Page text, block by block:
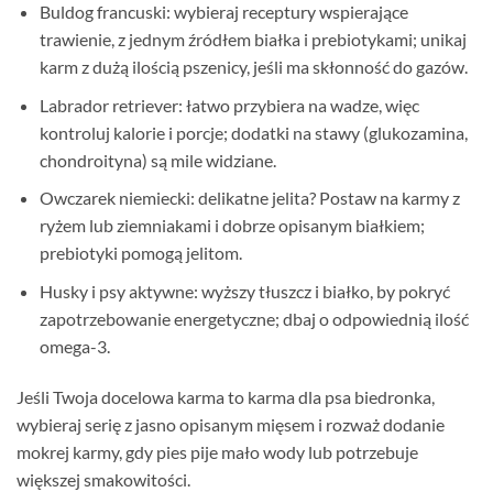
Buldog francuski: wybieraj receptury wspierające
trawienie, z jednym źródłem białka i prebiotykami; unikaj
karm z dużą ilością pszenicy, jeśli ma skłonność do gazów.
Labrador retriever: łatwo przybiera na wadze, więc
kontroluj kalorie i porcje; dodatki na stawy (glukozamina,
chondroityna) są mile widziane.
Owczarek niemiecki: delikatne jelita? Postaw na karmy z
ryżem lub ziemniakami i dobrze opisanym białkiem;
prebiotyki pomogą jelitom.
Husky i psy aktywne: wyższy tłuszcz i białko, by pokryć
zapotrzebowanie energetyczne; dbaj o odpowiednią ilość
omega-3.
Jeśli Twoja docelowa karma to karma dla psa biedronka,
wybieraj serię z jasno opisanym mięsem i rozważ dodanie
mokrej karmy, gdy pies pije mało wody lub potrzebuje
większej smakowitości.